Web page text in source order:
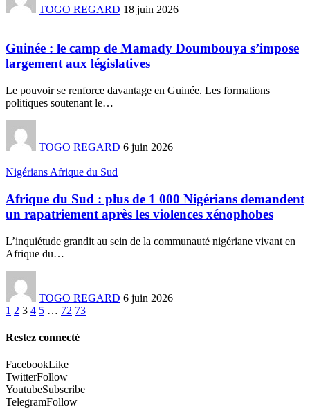
TOGO REGARD 18 juin 2026
Guinée : le camp de Mamady Doumbouya s’impose
largement aux législatives
Le pouvoir se renforce davantage en Guinée. Les formations
politiques soutenant le…
TOGO REGARD 6 juin 2026
Nigérians Afrique du Sud
Afrique du Sud : plus de 1 000 Nigérians demandent
un rapatriement après les violences xénophobes
L’inquiétude grandit au sein de la communauté nigériane vivant en
Afrique du…
TOGO REGARD 6 juin 2026
1 2 3 4 5 … 72 73
Restez connecté
FacebookLike
TwitterFollow
YoutubeSubscribe
TelegramFollow